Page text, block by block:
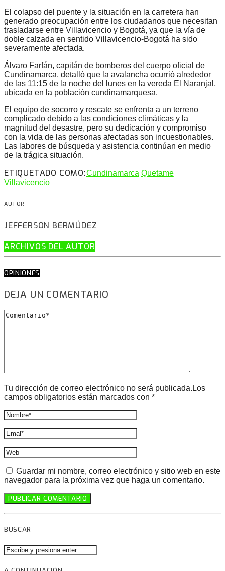
El colapso del puente y la situación en la carretera han
generado preocupación entre los ciudadanos que necesitan
trasladarse entre Villavicencio y Bogotá, ya que la vía de
doble calzada en sentido Villavicencio-Bogotá ha sido
severamente afectada.
Álvaro Farfán, capitán de bomberos del cuerpo oficial de
Cundinamarca, detalló que la avalancha ocurrió alrededor
de las 11:15 de la noche del lunes en la vereda El Naranjal,
ubicada en la población cundinamarquesa.
El equipo de socorro y rescate se enfrenta a un terreno
complicado debido a las condiciones climáticas y la
magnitud del desastre, pero su dedicación y compromiso
con la vida de las personas afectadas son incuestionables.
Las labores de búsqueda y asistencia continúan en medio
de la trágica situación.
ETIQUETADO COMO:Cundinamarca Quetame
Villavicencio
AUTOR
JEFFERSON BERMÚDEZ
ARCHIVOS DEL AUTOR
OPINIONES
DEJA UN COMENTARIO
Tu dirección de correo electrónico no será publicada.Los
campos obligatorios están marcados con *
Guardar mi nombre, correo electrónico y sitio web en este
navegador para la próxima vez que haga un comentario.
BUSCAR